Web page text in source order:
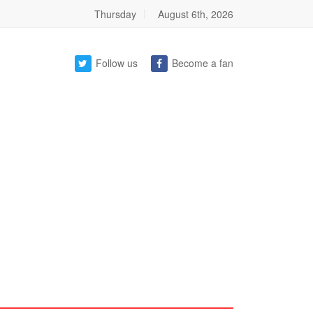
Thursday August 6th, 2026
Follow us Become a fan